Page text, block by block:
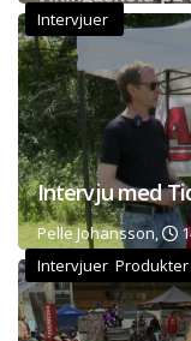
Intervjuer
Intervju med
Pelle Johansson,
Intervjuer